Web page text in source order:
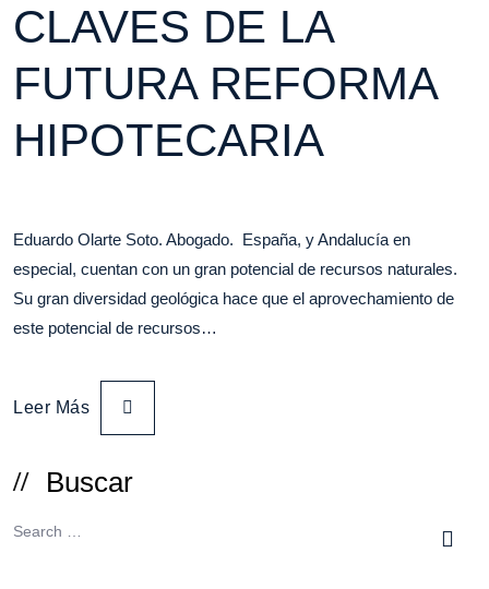
CLAVES DE LA
FUTURA REFORMA
HIPOTECARIA
Eduardo Olarte Soto. Abogado. España, y Andalucía en
especial, cuentan con un gran potencial de recursos naturales.
Su gran diversidad geológica hace que el aprovechamiento de
este potencial de recursos…
Leer Más
Buscar